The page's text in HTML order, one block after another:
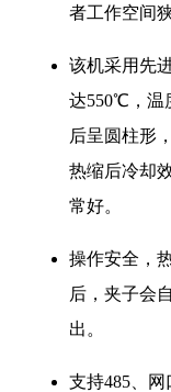
者工作空间
该机采用先
达550℃，温
后呈圆柱形
热缩后冷却
常好。
操作安全，
后，夹子会
出。
支持485、